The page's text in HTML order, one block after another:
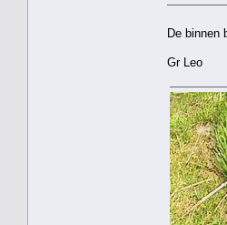
De binnen
Gr Leo